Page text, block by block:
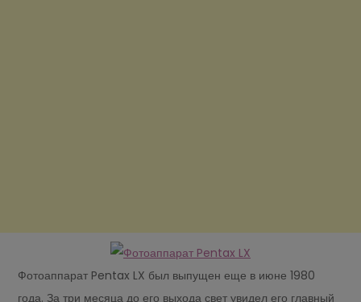
Фотоаппарат Pentax LX был выпущен еще в июне 1980
года. За три месяца до его выхода свет увидел его главный